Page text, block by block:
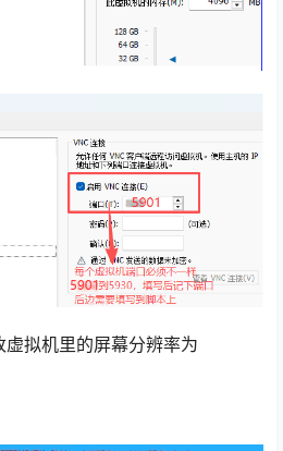
拟机里的屏幕分辨率为